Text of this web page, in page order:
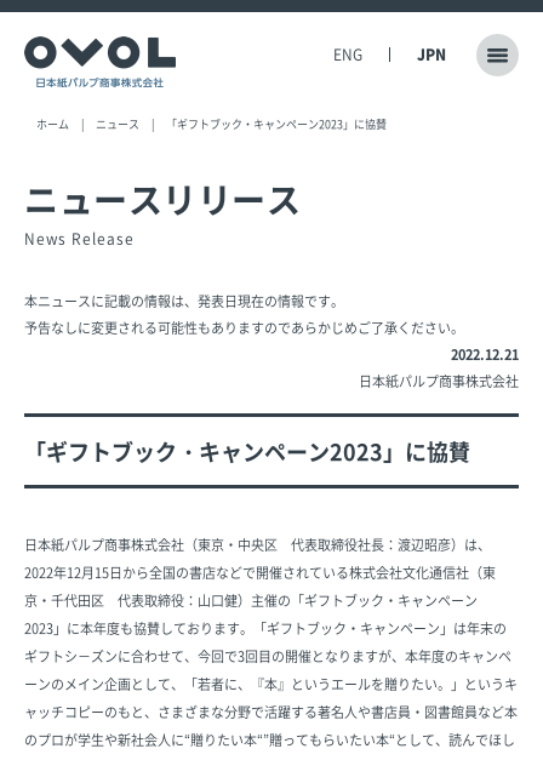
ENG JPN
ホーム ニュース 「ギフトブック・キャンペーン2023」に協賛
ニュースリリース
News Release
本ニュースに記載の情報は、発表日現在の情報です。
予告なしに変更される可能性もありますのであらかじめご了承ください。
2022.12.21
日本紙パルプ商事株式会社
「ギフトブック・キャンペーン2023」に協賛
日本紙パルプ商事株式会社（東京・中央区 代表取締役社長：渡辺昭彦）は、
2022年12月15日から全国の書店などで開催されている株式会社文化通信社（東
京・千代田区 代表取締役：山口健）主催の「ギフトブック・キャンペーン
2023」に本年度も協賛しております。「ギフトブック・キャンペーン」は年末の
ギフトシ－ズンに合わせて、今回で3回目の開催となりますが、本年度のキャンペ
ーンのメイン企画として、「若者に、『本』というエールを贈りたい。」というキ
ャッチコピーのもと、さまざまな分野で活躍する著名人や書店員・図書館員など本
のプロが学生や新社会人に“贈りたい本“”贈ってもらいたい本“として、読んでほし